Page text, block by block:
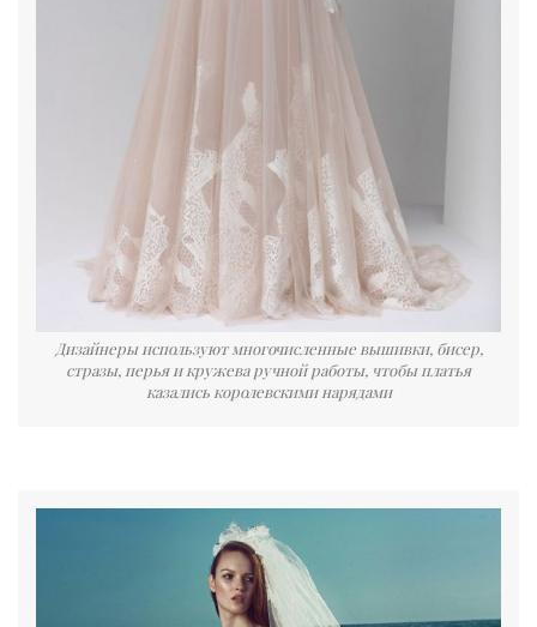
Дизайнеры используют многочисленные вышивки, бисер,
стразы, перья и кружева ручной работы, чтобы платья
казались королевскими нарядами